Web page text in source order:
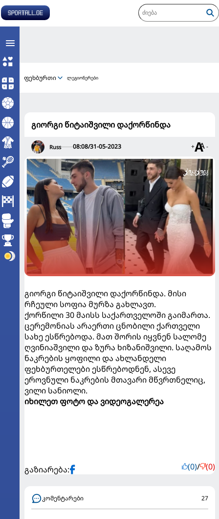
ფეხბურთი ლეგიონერები
გიორგი წიტაიშვილი დაქორწინდა
Russ 08:08/31-05-2023 + -
გიორგი წიტაიშვილი დაქორწინდა. მისი
რჩეული სოფია მურზა გახლავთ.
ქორწილი 30 მაისს საქართველოში გაიმართა.
ცერემონიას არაერთი ცნობილი ქართველი
სახე ესწრებოდა. მათ შორის იყვნენ სალომე
ღვინიაშვილი და ზურა ხიზანიშვილი. საღამოს
ნაკრების ყოფილი და ახლანდელი
ფეხბურთელები ესწრებოდნენ, ასევე
ეროვნული ნაკრების მთავარი მწვრთნელიც,
ვილი სანიოლი.
იხილეთ ფოტო და ვიდეოგალერეა
გაზიარება: (0)/ (0)
კომენტარები 27